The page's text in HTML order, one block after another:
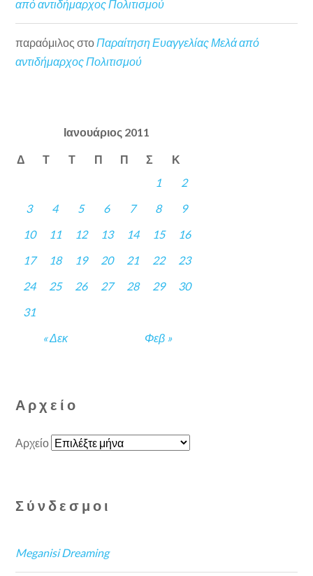
από αντιδήμαρχος Πολιτισμού
παραόμιλος στοΠαραίτηση Ευαγγελίας Μελά από
αντιδήμαρχος Πολιτισμού
Ιανουάριος 2011
Δ Τ Τ Π Π Σ Κ
« Δεκ Φεβ »
1
2
3
4 5 6 7 8
9
10
11 12 13 14 15
16
17
18 19 20 21 22
23
24
25 26 27 28 29
30
31
Αρχείο
Αρχείο
Σύνδεσμοι
Meganisi Dreaming